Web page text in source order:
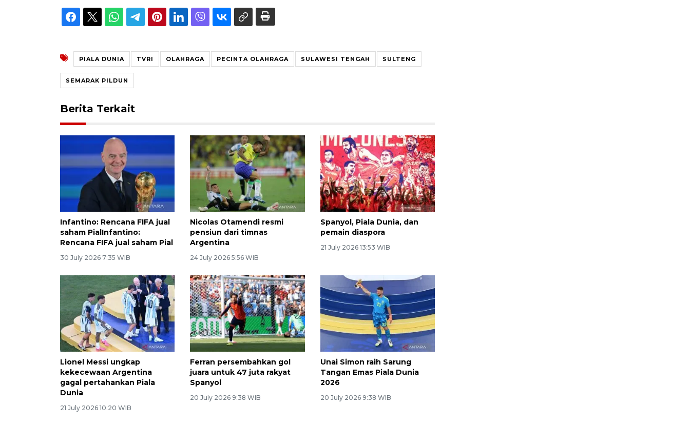
PIALA DUNIA TVRI OLAHRAGA PECINTA OLAHRAGA SULAWESI TENGAH SULTENG
SEMARAK PILDUN
Berita Terkait
Infantino: Rencana FIFA jual
saham PialInfantino:
Rencana FIFA jual saham Pial
30 July 2026 7:35 WIB
Nicolas Otamendi resmi
pensiun dari timnas
Argentina
24 July 2026 5:56 WIB
Spanyol, Piala Dunia, dan
pemain diaspora
21 July 2026 13:53 WIB
Lionel Messi ungkap
kekecewaan Argentina
gagal pertahankan Piala
Dunia
21 July 2026 10:20 WIB
Ferran persembahkan gol
juara untuk 47 juta rakyat
Spanyol
20 July 2026 9:38 WIB
Unai Simon raih Sarung
Tangan Emas Piala Dunia
2026
20 July 2026 9:38 WIB